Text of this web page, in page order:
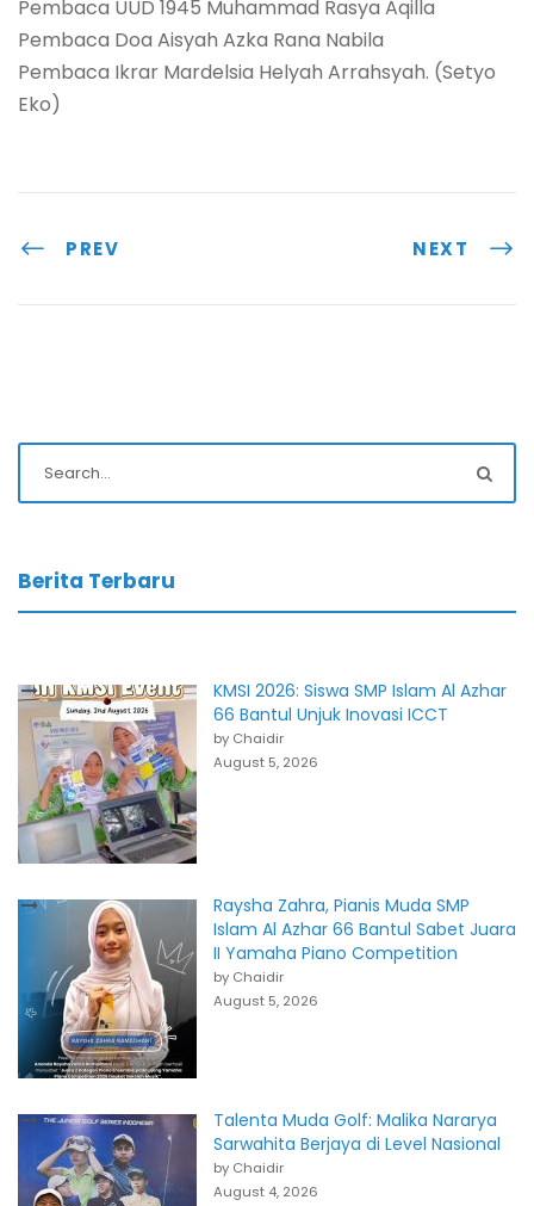
Pembaca UUD 1945 Muhammad Rasya Aqilla
Pembaca Doa Aisyah Azka Rana Nabila
Pembaca Ikrar Mardelsia Helyah Arrahsyah. (Setyo
Eko)
PREV NEXT
Berita Terbaru
KMSI 2026: Siswa SMP Islam Al Azhar
66 Bantul Unjuk Inovasi ICCT
by Chaidir
August 5, 2026
Raysha Zahra, Pianis Muda SMP
Islam Al Azhar 66 Bantul Sabet Juara
II Yamaha Piano Competition
by Chaidir
August 5, 2026
Talenta Muda Golf: Malika Nararya
Sarwahita Berjaya di Level Nasional
by Chaidir
August 4, 2026